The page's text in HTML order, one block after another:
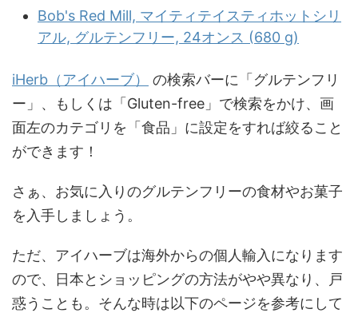
Bob's Red Mill, マイティテイスティホットシリ
アル, グルテンフリー, 24オンス (680 g)
iHerb（アイハーブ）
の検索バーに「グルテンフリ
ー」、もしくは「Gluten-free」で検索をかけ、画
面左のカテゴリを「食品」に設定をすれば絞ること
ができます！
さぁ、お気に入りのグルテンフリーの食材やお菓子
を入手しましょう。
ただ、アイハーブは海外からの個人輸入になります
ので、日本とショッピングの方法がやや異なり、戸
惑うことも。そんな時は以下のページを参考にして